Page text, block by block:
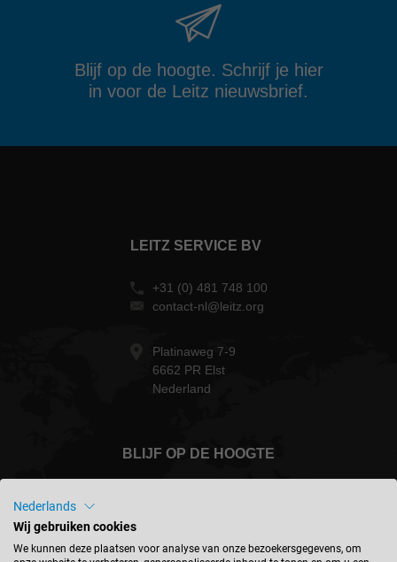
Blijf op de hoogte. Schrijf je hier
in voor de Leitz nieuwsbrief.
LEITZ SERVICE BV
+31 (0) 481 748 100
contact-nl@leitz.org
Platinaweg 7-9
6662 PR Elst
Nederland
BLIJF OP DE HOOGTE
Nederland - nederlands
Nederlands
Wij gebruiken cookies
We kunnen deze plaatsen voor analyse van onze bezoekersgegevens, om